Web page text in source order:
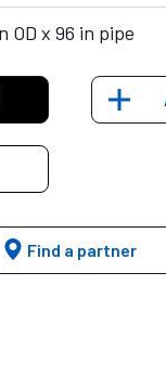
OD x 96 in pipe
Find a partner